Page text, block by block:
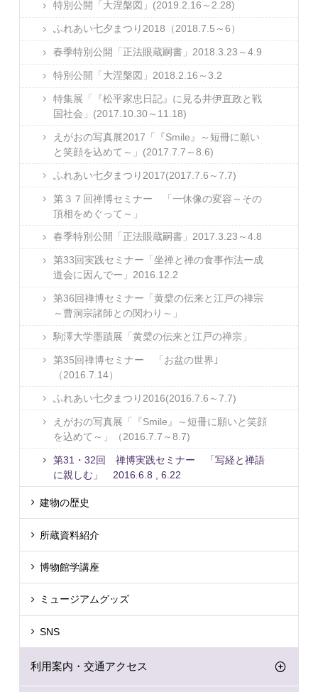
特別公開「大涅槃図」(2019.2.16～2.28)
ふれあい七夕まつり2018（2018.7.5～6）
春季特別公開「正法眼蔵嗣書」2018.3.23～4.9
特別公開「大涅槃図」2018.2.16～3.2
特集展「『松平家忠日記』に見る井伊直政と戦
国社会」(2017.10.30～11.18)
えがおの写真展2017「『Smile』～短冊に願い
と笑顔を込めて～」(2017.7.7～8.6)
ふれあい七夕まつり2017(2017.7.6～7.7)
第３７回禅博セミナー 「一休像の変容～その
頂相をめぐって～」
春季特別公開「正法眼蔵嗣書」2017.3.23～4.8
第33回実践セミナー「坐禅と禅の食事作法ー成
道会に因んでー」2016.12.2
第36回禅博セミナー「黄檗の伝来と江戸の禅宗
～曹洞宗諸師との関わり～」
駒澤大学墨蹟展「黄檗の伝来と江戸の禅宗」
第35回禅博セミナー 「お盆の世界｣
（2016.7.14）
ふれあい七夕まつり2016(2016.7.6～7.7)
えがおの写真展「『Smile』～短冊に願いと笑顔
を込めて～」（2016.7.7～8.7)
第31・32回 禅博実践セミナー 「写経と禅語
に親しむ」 2016.6.8 , 6.22
建物の歴史
所蔵資料紹介
博物館学講座
ミュージアムグッズ
SNS
利用案内・交通アクセス